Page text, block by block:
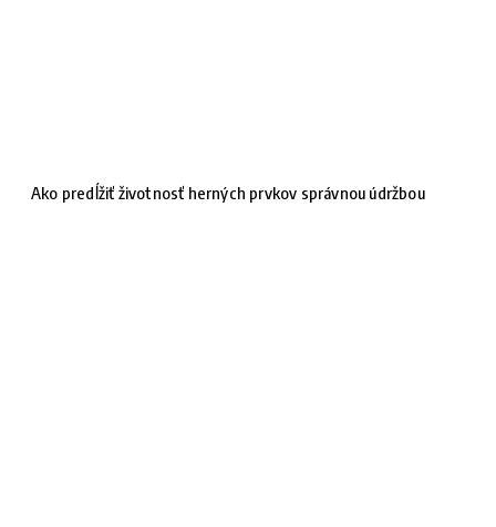
Ako predĺžiť životnosť herných prvkov správnou údržbou